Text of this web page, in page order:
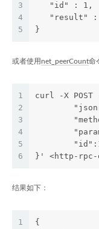
3
4
5
   "id" : 1,
"result"
}
或者使用net_peerCount命
1
2
3
4
5
6
curl -X
}' <http-rpc-
结果如下：
1
{